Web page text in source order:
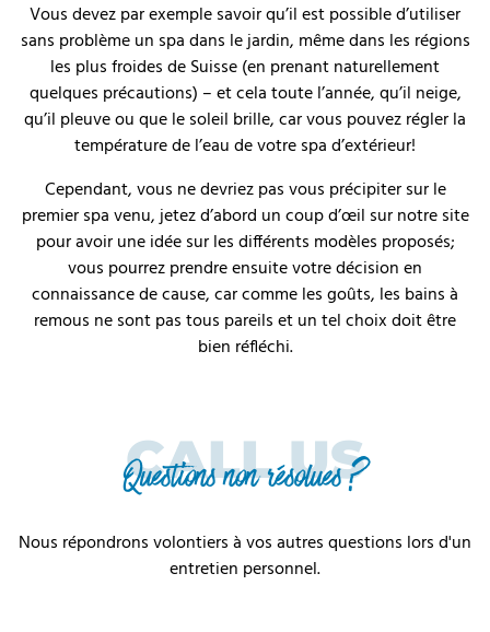
Vous devez par exemple savoir qu’il est possible d’utiliser
sans problème un spa dans le jardin, même dans les régions
les plus froides de Suisse (en prenant naturellement
quelques précautions) – et cela toute l’année, qu’il neige,
qu’il pleuve ou que le soleil brille, car vous pouvez régler la
température de l’eau de votre spa d’extérieur!
Cependant, vous ne devriez pas vous précipiter sur le
premier spa venu, jetez d’abord un coup d’œil sur notre site
pour avoir une idée sur les différents modèles proposés;
vous pourrez prendre ensuite votre décision en
connaissance de cause, car comme les goûts, les bains à
remous ne sont pas tous pareils et un tel choix doit être
bien réfléchi.
CALL US
Questions non résolues ?
Nous répondrons volontiers à vos autres questions lors d'un
entretien personnel.